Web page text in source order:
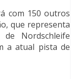
com 150 outros
que representa
Nordschleife
a atual pista de